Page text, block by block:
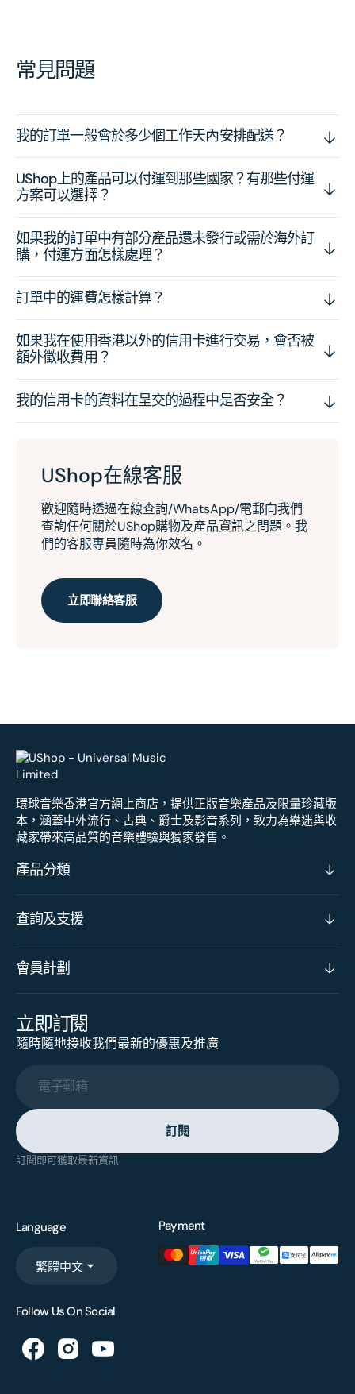
常見問題
我的訂單一般會於多少個工作天內安排配送？
UShop上的產品可以付運到那些國家？有那些付運
方案可以選擇？
如果我的訂單中有部分產品還未發行或需於海外訂
購，付運方面怎樣處理？
訂單中的運費怎樣計算？
如果我在使用香港以外的信用卡進行交易，會否被
額外徵收費用？
我的信用卡的資料在呈交的過程中是否安全？
UShop在線客服
歡迎隨時透過在線查詢/WhatsApp/電郵向我們
查詢任何關於UShop購物及產品資訊之問題。我
們的客服專員隨時為你效名。
立即聯絡客服
環球音樂香港官方網上商店，提供正版音樂產品及限量珍藏版
本，涵蓋中外流行、古典、爵士及影音系列，致力為樂迷與收
藏家帶來高品質的音樂體驗與獨家發售。
產品分類
查詢及支援
會員計劃
立即訂閱
隨時隨地接收我們最新的優惠及推廣
電子郵箱
訂閱
訂閱即可獲取最新資訊
Language
繁體中文
Payment
Follow Us On Social